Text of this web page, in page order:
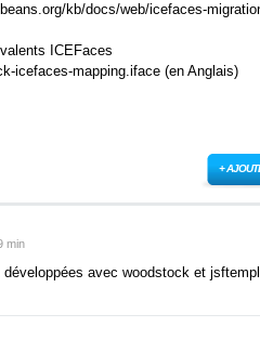
kb/docs/web/icefaces-
ICEFaces
icefaces-mapping.iface (en Anglais)
+
min
avec woodstock et